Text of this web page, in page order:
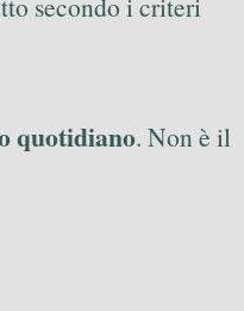
secondo i criteri
quotidiano. Non è il